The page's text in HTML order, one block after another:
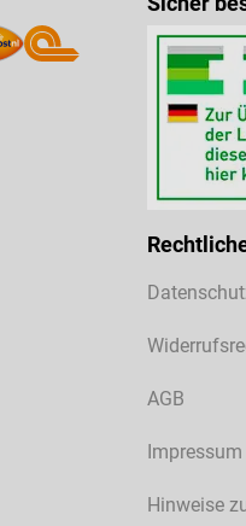
AGB
Impressum
Hinweise